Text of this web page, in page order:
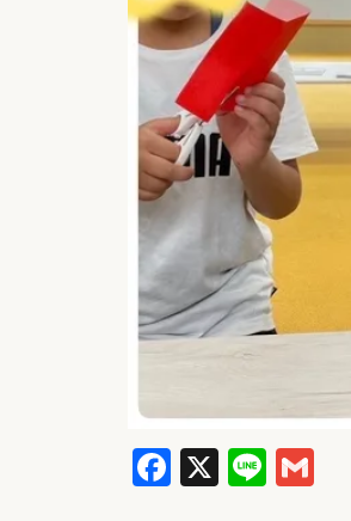
Facebook
X Line